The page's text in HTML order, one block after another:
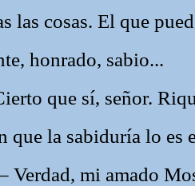
las cosas. El que
honrado, sabio...
que sí, señor.
que la sabiduría lo es
Verdad, mi amado